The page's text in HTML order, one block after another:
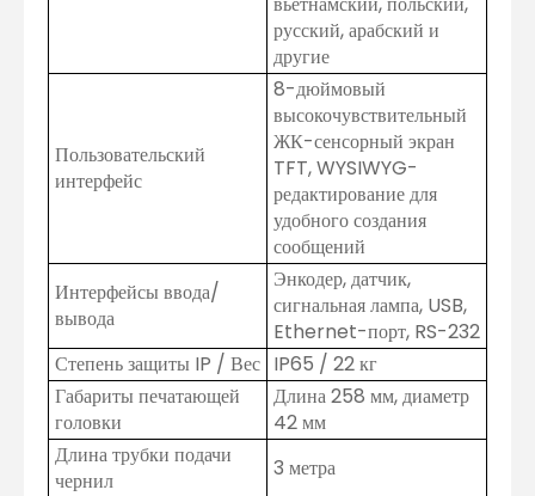
русский, арабский и
другие
Пользовательский
интерфейс
8-дюймовый
высокочувствительный
ЖК-сенсорный экран
TFT, WYSIWYG-
редактирование для
удобного создания
сообщений
Интерфейсы ввода/
вывода
Энкодер, датчик,
сигнальная лампа, USB,
Ethernet-порт, RS-232
Степень защиты IP / Вес IP65 / 22 кг
Габариты печатающей
головки
Длина 258 мм, диаметр
42 мм
Длина трубки подачи
чернил
3 метра